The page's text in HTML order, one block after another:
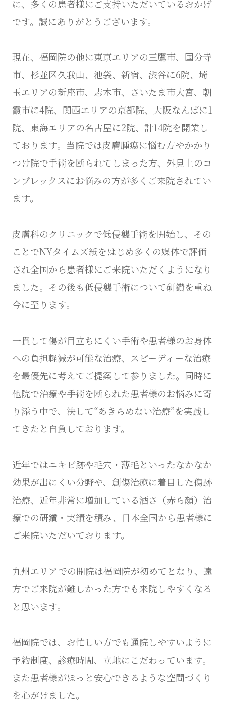
に、多くの患者様にご支持いただいているおかげ
です。誠にありがとうございます。
現在、福岡院の他に東京エリアの三鷹市、国分寺
市、杉並区久我山、池袋、新宿、渋谷に6院、埼
玉エリアの新座市、志木市、さいたま市大宮、朝
霞市に4院、関西エリアの京都院、大阪なんばに1
院、東海エリアの名古屋に2院、計14院を開業し
ております。当院では皮膚腫瘍に悩む方やかかり
つけ院で手術を断られてしまった方、外見上のコ
ンプレックスにお悩みの方が多くご来院されてい
ます。
皮膚科のクリニックで低侵襲手術を開始し、その
ことでNYタイムズ紙をはじめ多くの媒体で評価
され全国から患者様にご来院いただくようになり
ました。その後も低侵襲手術について研鑽を重ね
今に至ります。
一貫して傷が目立ちにくい手術や患者様のお身体
への負担軽減が可能な治療、スピーディーな治療
を最優先に考えてご提案して参りました。同時に
他院で治療や手術を断られた患者様のお悩みに寄
り添う中で、決して“あきらめない治療”を実践し
てきたと自負しております。
近年ではニキビ跡や毛穴・薄毛といったなかなか
効果が出にくい分野や、創傷治癒に着目した傷跡
治療、近年非常に増加している酒さ（赤ら顔）治
療での研鑽・実績を積み、日本全国から患者様に
ご来院いただいております。
九州エリアでの開院は福岡院が初めてとなり、遠
方でご来院が難しかった方でも来院しやすくなる
と思います。
福岡院では、お忙しい方でも通院しやすいように
予約制度、診療時間、立地にこだわっています。
また患者様がほっと安心できるような空間づくり
を心がけました。